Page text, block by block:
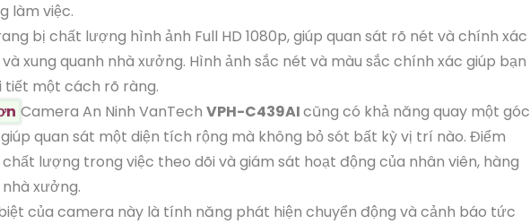
làm việc.
bị chất lượng hình ảnh Full HD 1080p, giúp quan sát rõ nét và chính xác
xung quanh nhà xưởng. Hình ảnh sắc nét và màu sắc chính xác giúp bạn
tiết một cách rõ ràng.
Camera An Ninh VanTech VPH-C439AIcũng có khả năng quay một góc
quan sát một diện tích rộng mà không bỏ sót bất kỳ vị trí nào. Điểm
lượng trong việc theo dõi và giám sát hoạt động của nhân viên, hàng
xưởng.
của camera này là tính năng phát hiện chuyển động và cảnh báo tức